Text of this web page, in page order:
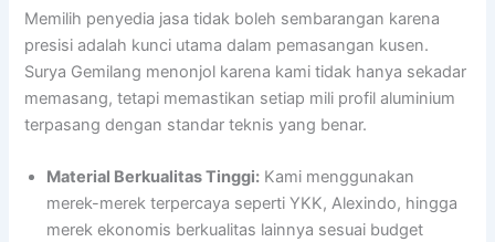
Memilih penyedia jasa tidak boleh sembarangan karena
presisi adalah kunci utama dalam pemasangan kusen.
Surya Gemilang menonjol karena kami tidak hanya sekadar
memasang, tetapi memastikan setiap mili profil aluminium
terpasang dengan standar teknis yang benar.
Material Berkualitas Tinggi: Kami menggunakan
merek-merek terpercaya seperti YKK, Alexindo, hingga
merek ekonomis berkualitas lainnya sesuai budget